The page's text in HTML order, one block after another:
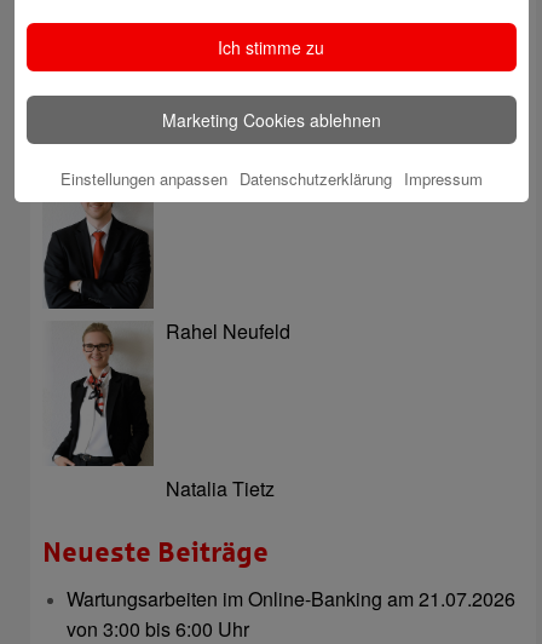
Christoph Kaleschke
Stephan Merkel
Rahel Neufeld
Natalia Tietz
Neueste Beiträge
Wartungsarbeiten im Online-Banking am 21.07.2026
von 3:00 bis 6:00 Uhr
Ich stimme zu
Marketing Cookies ablehnen
Einstellungen anpassen Datenschutzerklärung Impressum